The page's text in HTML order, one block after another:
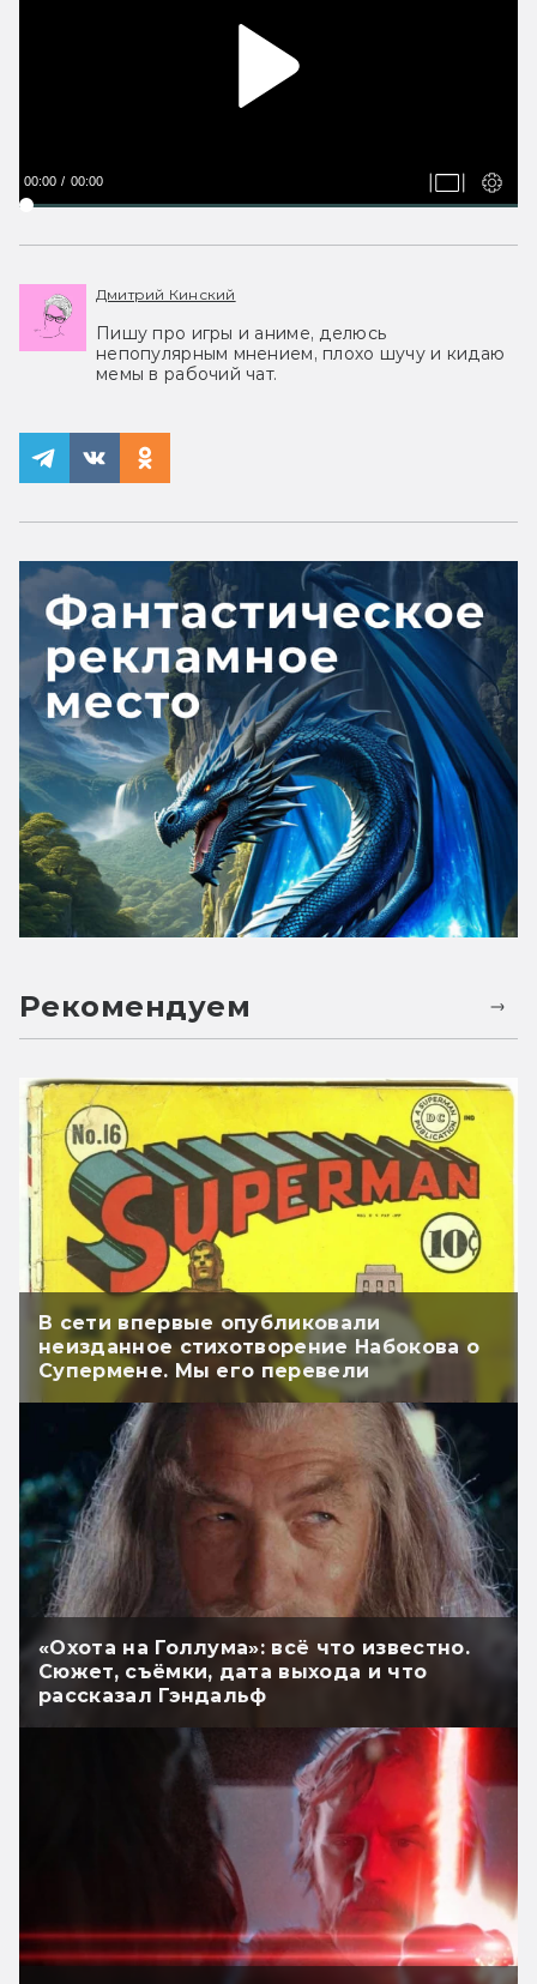
00:00 00:00
Дмитрий Кинский
Пишу про игры и аниме, делюсь
непопулярным мнением, плохо шучу и кидаю
мемы в рабочий чат.
Рекомендуем
В сети впервые опубликовали
неизданное стихотворение Набокова о
Супермене. Мы его перевели
«Охота на Голлума»: всё что известно.
Сюжет, съёмки, дата выхода и что
рассказал Гэндальф